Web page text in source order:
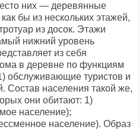
них — деревянные
бы из нескольких этажей,
из досок. Этажи
нижний уровень
из себя
в деревне по функциям
обслуживающие туристов и
Состав населения такой же,
они обитают: 1)
население);
население). Образ